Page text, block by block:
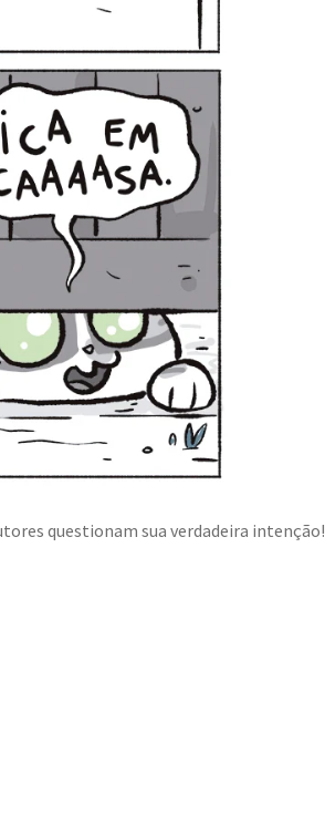
questionam sua verdadeira intenção!